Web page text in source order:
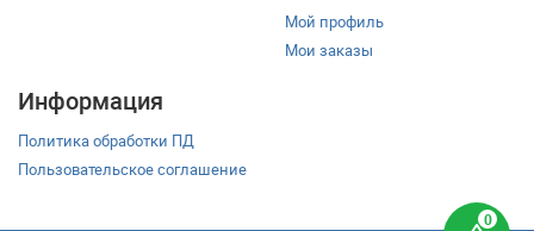
Мой профиль
Мои заказы
Информация
Политика обработки ПД
Пользовательское соглашение